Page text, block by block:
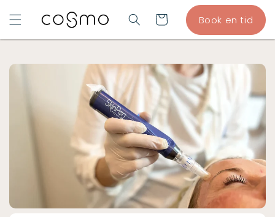
INDHOLD
Indkøbskurv Book en tid